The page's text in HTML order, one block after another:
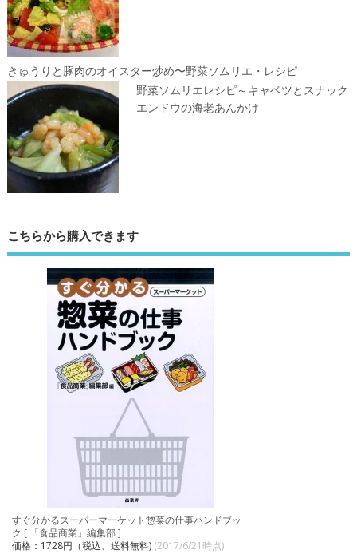
きゅうりと豚肉のオイスター炒め〜野菜ソムリエ・レシピ
野菜ソムリエレシピ～キャベツとスナック
エンドウの海老あんかけ
こちらから購入できます
すぐ分かるスーパーマーケット惣菜の仕事ハンドブッ
ク [ 「食品商業」編集部 ]
価格：1728円（税込、送料無料) (2017/6/21時点)